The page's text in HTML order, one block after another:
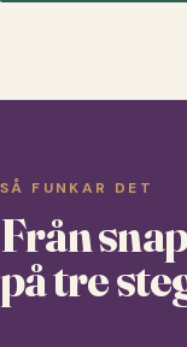
SÅ FUNKAR DET
Från
på tre